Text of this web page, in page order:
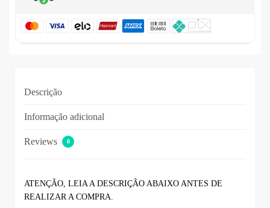
Descrição
Informação adicional
Reviews 0
ATENÇÃO, LEIA A DESCRIÇÃO ABAIXO ANTES DE
REALIZAR A COMPRA.